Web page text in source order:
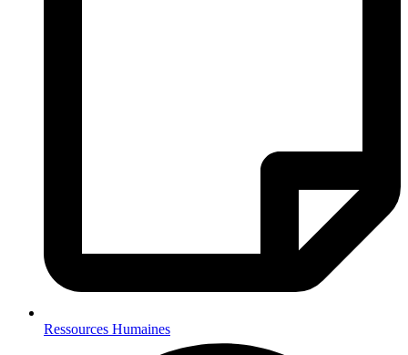
Ressources Humaines